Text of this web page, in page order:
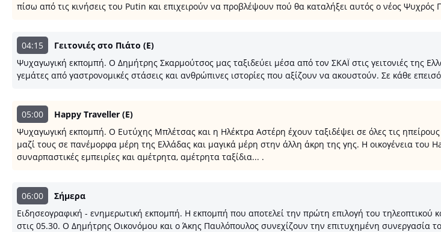
πίσω από τις κινήσεις του Putin και επιχειρούν να προβλέψουν πού θα καταλήξει αυτός ο νέος Ψυχρός
04:15
Γειτονιές στο Πιάτο (Ε)
Ψυχαγωγική εκπομπή. Ο Δημήτρης Σκαρμούτσος μας ταξιδεύει μέσα από τον ΣΚΑΪ στις γειτονιές της
γεμάτες από γαστρονομικές στάσεις και ανθρώπινες ιστορίες που αξίζουν να ακουστούν. Σε κάθε
05:00
Happy Traveller (Ε)
Ψυχαγωγική εκπομπή. Ο Ευτύχης Μπλέτσας και η Ηλέκτρα Αστέρη έχουν ταξιδέψει σε όλες τις
μαζί τους σε πανέμορφα μέρη της Ελλάδας και μαγικά μέρη στην άλλη άκρη της γης. Η οικογένεια του
συναρπαστικές εμπειρίες και αμέτρητα, αμέτρητα ταξίδια... .
06:00
Σήμερα
Ειδησεογραφική - ενημερωτική εκπομπή. Η εκπομπή που αποτελεί την πρώτη επιλογή του τηλεοπτικού
στις 05.30. Ο Δημήτρης Οικονόμου και ο Άκης Παυλόπουλος συνεχίζουν την επιτυχημένη συνεργασία